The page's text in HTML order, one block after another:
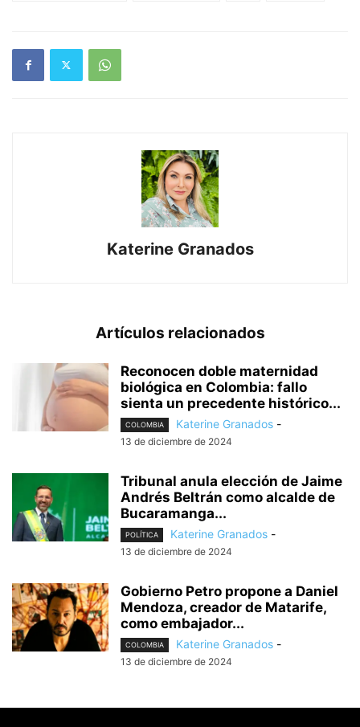
Katerine Granados
Artículos relacionados
Reconocen doble maternidad
biológica en Colombia: fallo
sienta un precedente histórico...
COLOMBIA Katerine Granados -
13 de diciembre de 2024
Tribunal anula elección de Jaime
Andrés Beltrán como alcalde de
Bucaramanga...
POLÍTICA Katerine Granados -
13 de diciembre de 2024
Gobierno Petro propone a Daniel
Mendoza, creador de Matarife,
como embajador...
COLOMBIA Katerine Granados -
13 de diciembre de 2024